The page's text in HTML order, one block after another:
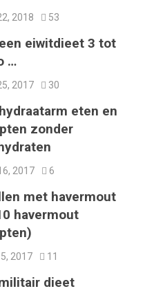
2018 53
eiwitdieet 3 tot
…
2017 30
eten en
zonder
2017 6
met havermout
havermout
2017 11
dieet